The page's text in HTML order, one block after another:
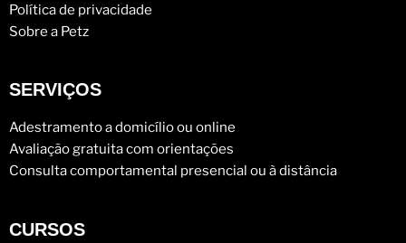
Política de privacidade
Sobre a Petz
SERVIÇOS
Adestramento a domicílio ou online
Avaliação gratuita com orientações
Consulta comportamental presencial ou à distância
CURSOS